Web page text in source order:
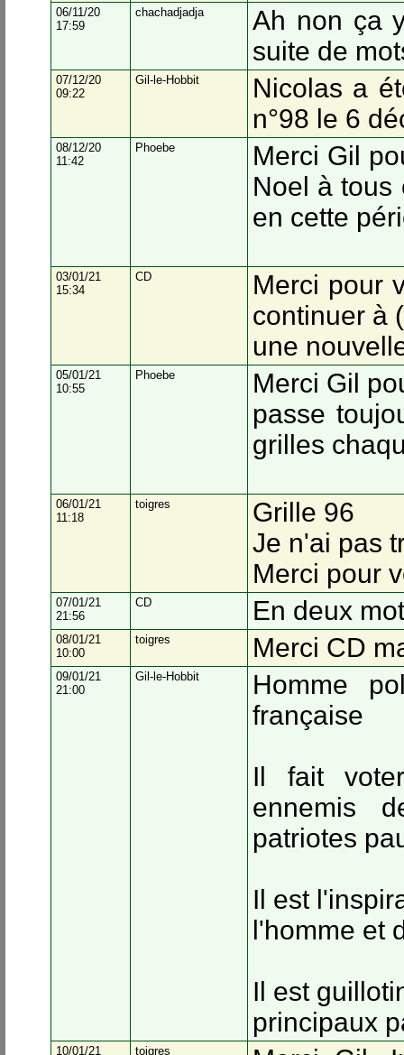
06/11/20
17:59
chachadjadja
Ah non ça
suite de
07/12/20
09:22
Gil-le-Hobbit
Nicolas a
n°98 le 6
08/12/20
11:42
Phoebe
Merci Gil
Noel à tous
en cette
03/01/21
15:34
CD
Merci pour
continuer à
une
05/01/21
10:55
Phoebe
Merci Gil
passe
grilles
06/01/21
11:18
toigres
Grille 96
Je n'ai pas
Merci pour
07/01/21
21:56
CD En deux
08/01/21
10:00
toigres Merci CD
09/01/21
21:00
Gil-le-Hobbit
Homme
française
Il fait
ennemis
patriotes
Il est
l'homme et
Il est
principaux
10/01/21 toigres